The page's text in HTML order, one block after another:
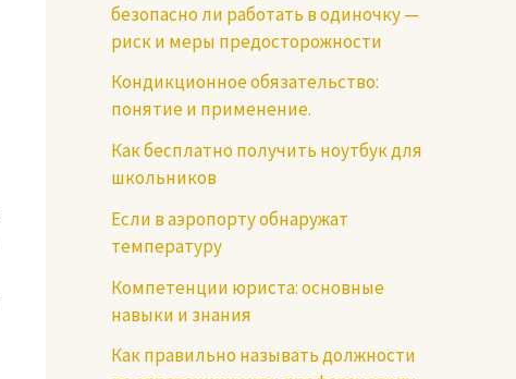
безопасно ли работать в одиночку —
риск и меры предосторожности
Кондикционное обязательство:
понятие и применение.
Как бесплатно получить ноутбук для
школьников
Если в аэропорту обнаружат
температуру
Компетенции юриста: основные
навыки и знания
Как правильно называть должности